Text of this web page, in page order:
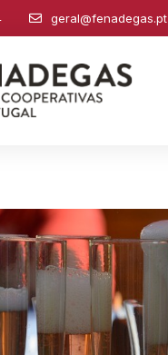
geral@fenadegas.pt